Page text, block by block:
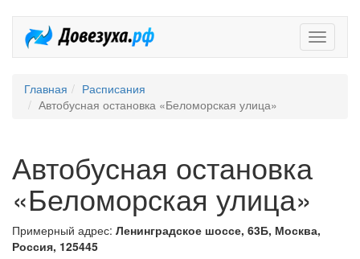
Главная
Расписания
Автобусная остановка «Беломорская улица»
Автобусная остановка
«Беломорская улица»
Примерный адрес: Ленинградское шоссе, 63Б, Москва,
Россия, 125445